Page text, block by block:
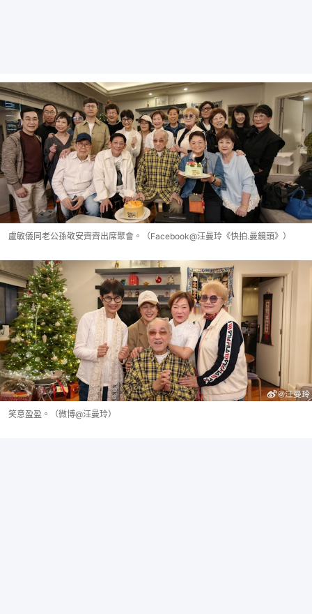
盧敏儀同老公孫敬安齊齊出席聚會。（Facebook@汪曼玲《快拍.曼鏡頭》）
笑意盈盈。（微博@汪曼玲）